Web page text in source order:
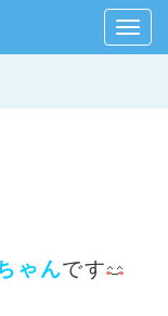
ゃんです